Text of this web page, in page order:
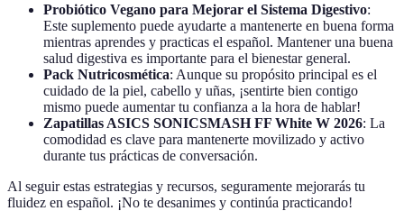
Probiótico Vegano para Mejorar el Sistema Digestivo:
Este suplemento puede ayudarte a mantenerte en buena forma
mientras aprendes y practicas el español. Mantener una buena
salud digestiva es importante para el bienestar general.
Pack Nutricosmética: Aunque su propósito principal es el
cuidado de la piel, cabello y uñas, ¡sentirte bien contigo
mismo puede aumentar tu confianza a la hora de hablar!
Zapatillas ASICS SONICSMASH FF White W 2026: La
comodidad es clave para mantenerte movilizado y activo
durante tus prácticas de conversación.
Al seguir estas estrategias y recursos, seguramente mejorarás tu
fluidez en español. ¡No te desanimes y continúa practicando!